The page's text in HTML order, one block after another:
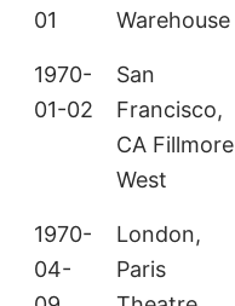
01
Warehouse
1970-
01-02
San
Francisco,
CA Fillmore
West
1970-
04-
London,
Paris